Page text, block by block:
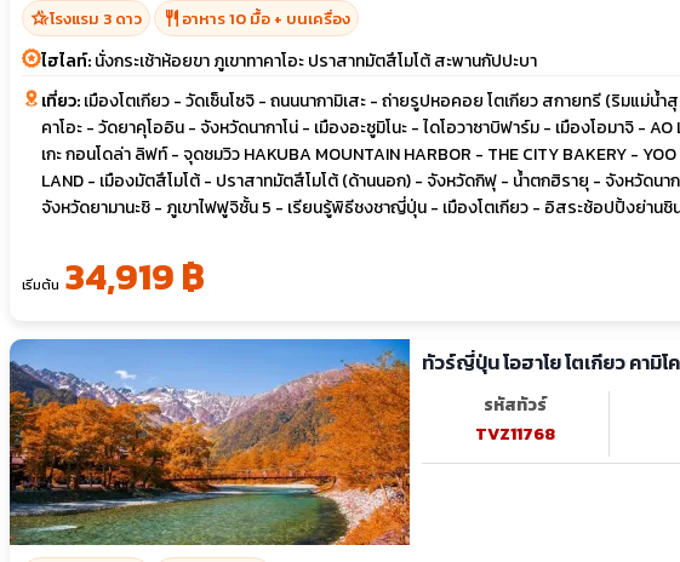
hotel_classโรงแรม 3 ดาว restaurant อาหาร 10 มื้อ + บนเครื่อง
ไฮไลท์:นั่งกระเช้าห้อยขา ภูเขาทาคาโอะ ปราสาทมัตสึโมโต้ สะพานกัปปะบา
เที่ยว:เมืองโตเกียว - วัดเซ็นโซจิ - ถนนนากามิเสะ - ถ่ายรูปหอคอย โตเกียว สกายทรี (ริมแม่น้ำ
คาโอะ - วัดยาคุโออิน - จังหวัดนากาโน่ - เมืองอะซูมิโนะ - ไดโอวาซาบิฟาร์ม - เมืองโอมาจิ -
เกะ กอนโดล่า ลิฟท์ - จุดชมวิว HAKUBA MOUNTAIN HARBOR - THE CITY BAKERY - YOO
LAND - เมืองมัตสึโมโต้ - ปราสาทมัตสึโมโต้ (ด้านนอก) - จังหวัดกิฟุ - นํ้าตกฮิรายุ - จังหวัดนา
จังหวัดยามานะชิ - ภูเขาไฟฟูจิชั้น 5 - เรียนรู้พิธีชงชาญี่ปุ่น - เมืองโตเกียว - อิสระช้อปปิ้งย่านชิ
เริ่มต้น 34,919 ฿
ทัวร์ญี่ปุ่น โอฮาโย โตเกียว คามิโ
รหัสทัวร์
TVZ11768